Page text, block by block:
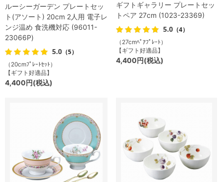
ルーシーガーデン プレートセッ
ト(アソート) 20cm 2人用 電子レ
ンジ温め 食洗機対応 (96011-
23066P)
5.0 （5）
（20cmﾌﾟﾚｰﾄｾｯﾄ）
【ギフト好適品】
4,400円(税込)
ギフトギャラリー プレートセッ
トペア 27cm (1023-23369)
5.0 （4）
（27cmﾍﾟｱﾌﾟﾚｰﾄ）
【ギフト好適品】
4,400円(税込)